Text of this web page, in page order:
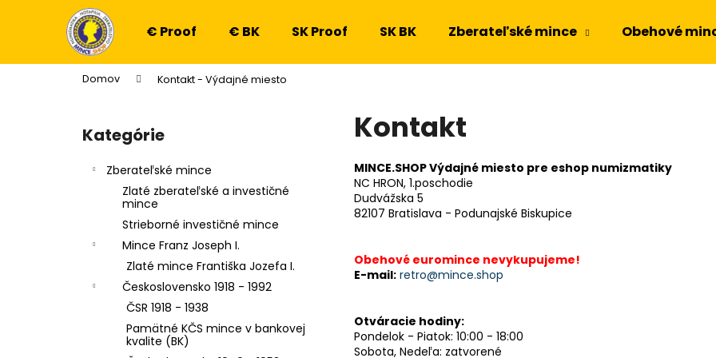
€ Proof € BK SK Proof SK BK Zberateľské mince Obehové
Domov Kontakt - Výdajné miesto
Preskočiť
kategórie
Kategórie
Zberateľské mince
Zlaté zberateľské a investičné
mince
Strieborné investičné mince
Mince Franz Joseph I.
Zlaté mince Františka Jozefa I.
Československo 1918 - 1992
ČSR 1918 - 1938
Pamätné KČS mince v bankovej
kvalite (BK)
Kontakt
MINCE.SHOP Výdajné miesto pre eshop numizmatiky
NC HRON, 1.poschodie
Dudvážska 5
82107 Bratislava - Podunajské Biskupice
Obehové euromince nevykupujeme!
E-mail: retro@mince.shop
Otváracie hodiny:
Pondelok - Piatok: 10:00 - 18:00
Sobota, Nedeľa: zatvorené
í
Späť
do
obchodu
Späť
do
obchodu
Odporúčame